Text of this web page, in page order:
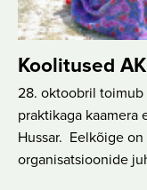
Koolitused
28. oktoobril
praktikaga kaamera
Hussar. Eelkõige
organisatsioonide